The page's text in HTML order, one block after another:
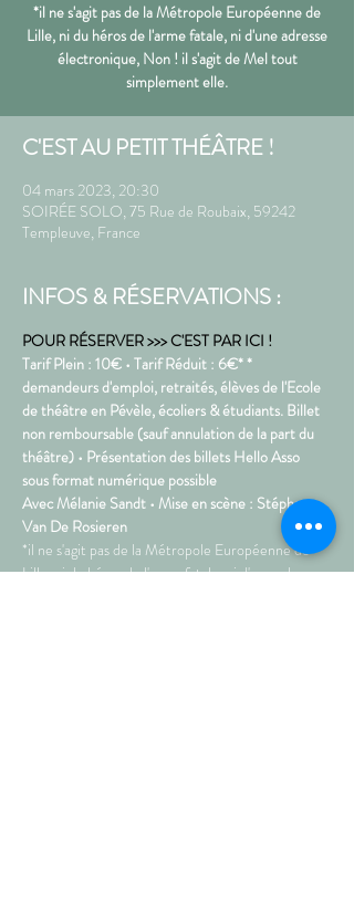
*il ne s'agit pas de la Métropole Européenne de
Lille, ni du héros de l'arme fatale, ni d'une adresse
électronique, Non ! il s'agit de Mel tout
simplement elle.
C'EST AU PETIT THÉÂTRE !
04 mars 2023, 20:30
SOIRÉE SOLO, 75 Rue de Roubaix, 59242
Templeuve, France
INFOS & RÉSERVATIONS :
POUR RÉSERVER >>> C'EST PAR ICI !
Tarif Plein : 10€ • Tarif Réduit : 6€* *
demandeurs d'emploi, retraités, élèves de l'Ecole
de théâtre en Pévèle, écoliers & étudiants. Billet
non remboursable (sauf annulation de la part du
théâtre) • Présentation des billets Hello Asso
sous format numérique possible
Avec Mélanie Sandt • Mise en scène : Stéphane
Van De Rosieren
*il ne s'agit pas de la Métropole Européenne de
Lille, ni du héros de l'arme fatale, ni d'une adresse